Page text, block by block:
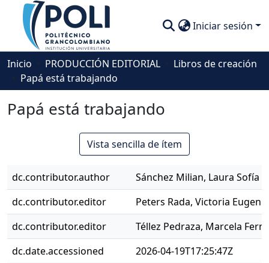
Iniciar sesión
Comunidades
Descubre
Estadísticas
Inicio PRODUCCIÓN EDITORIAL
Libros de creación
Papá está trabajando
Papá está trabajando
Vista sencilla de ítem
dc.contributor.author
Sánchez Milian, Laura Sofía
dc.contributor.editor
Peters Rada, Victoria Eugenia
dc.contributor.editor
Téllez Pedraza, Marcela
dc.date.accessioned
2026-04-19T17:25:47Z